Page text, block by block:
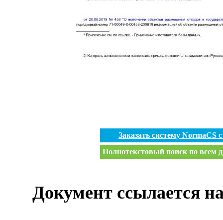
Заказать систему
Полнотекстовый поиск по всем
Документ ссылается